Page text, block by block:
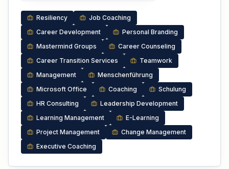
Resiliency
Job Coaching
Career Development
Personal Branding
Mastermind Groups
Career Counseling
Career Transition Services
Teamwork
Management
Menschenführung
Microsoft Office
Coaching
Schulung
HR Consulting
Leadership Development
Learning Management
E-Learning
Project Management
Change Management
Executive Coaching